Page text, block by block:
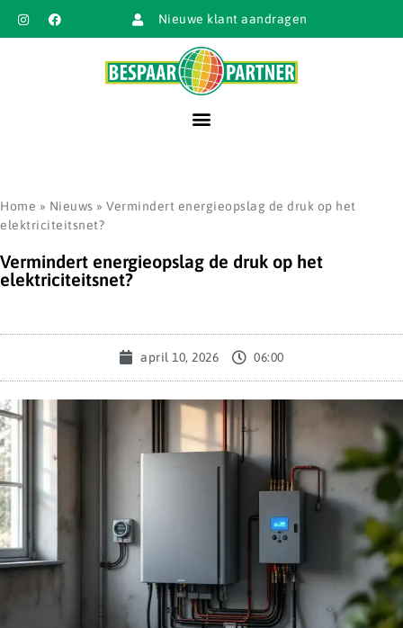
Nieuwe klant aandragen
Home » Nieuws » Vermindert energieopslag de druk op het
elektriciteitsnet?
Vermindert energieopslag de druk op het
elektriciteitsnet?
april 10, 2026 06:00